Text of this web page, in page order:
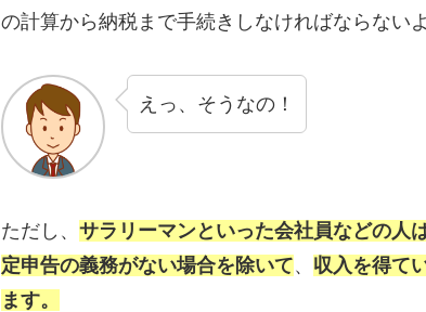
の計算から納税まで手続きしなければならない
えっ、そうなの！
ただし、 サラリーマンといった会社員などの人
定申告の義務がない場合を除いて、 収入を得て
ます。